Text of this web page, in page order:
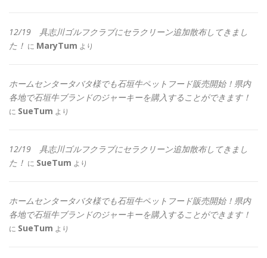
12/19 具志川ゴルフクラブにセラクリーン追加散布してきまし
た！ に MaryTum より
ホームセンタータバタ様でも石垣牛ペットフード販売開始！県内
各地で石垣牛ブランドのジャーキーを購入することができます！
に SueTum より
12/19 具志川ゴルフクラブにセラクリーン追加散布してきまし
た！ に SueTum より
ホームセンタータバタ様でも石垣牛ペットフード販売開始！県内
各地で石垣牛ブランドのジャーキーを購入することができます！
に SueTum より